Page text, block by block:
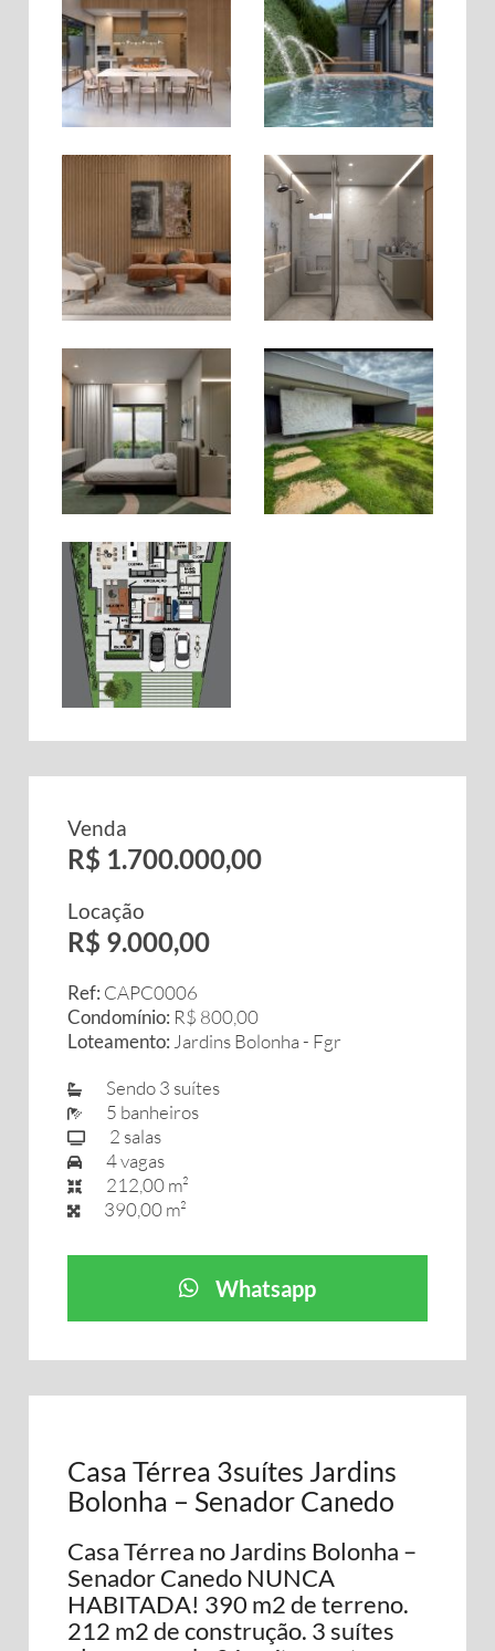
Venda
R$ 1.700.000,00
Locação
R$ 9.000,00
Ref: CAPC0006
Condomínio: R$ 800,00
Loteamento: Jardins Bolonha - Fgr
Sendo 3 suítes
5 banheiros
2 salas
4 vagas
212,00 m²
390,00 m²
Whatsapp
Casa Térrea 3suítes Jardins
Bolonha – Senador Canedo
Casa Térrea no Jardins Bolonha –
Senador Canedo NUNCA
HABITADA! 390 m2 de terreno.
212 m2 de construção. 3 suítes